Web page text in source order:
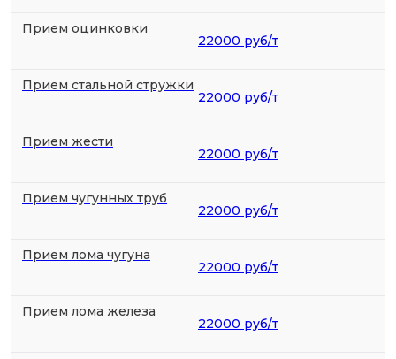
Прием оцинковки
22000 руб/т
Прием стальной стружки
22000 руб/т
Прием жести
22000 руб/т
Прием чугунных труб
22000 руб/т
Прием лома чугуна
22000 руб/т
Прием лома железа
22000 руб/т